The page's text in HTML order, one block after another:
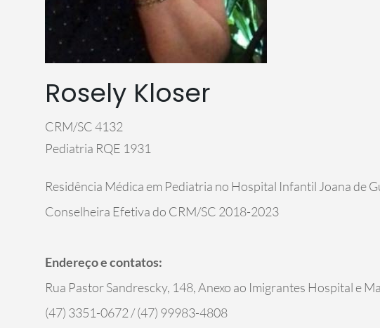
Rosely Kloser
CRM/SC 4132
Pediatria RQE 1931
Residência Médica em Pediatria no Hospital Infantil Joana de
Conselheira Efetiva do CRM/SC 2018-2023
Endereço e contatos:
Rua Pastor Sandrescky, 148, Anexo ao Imigrantes Hospital e
(47) 3351-0672 / (47) 99983-4808